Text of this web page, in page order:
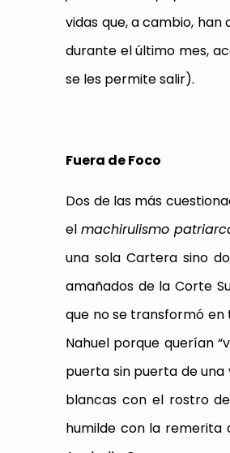
vidas que, a cambio,
durante el último mes,
se les permite salir).
Fuera de Foco
Dos de las más
el machirulismo
una sola Cartera sino
amañados de la Corte
que no se transformó en
Nahuel porque querían
puerta sin puerta de una
blancas con el rostro
humilde con la remerita